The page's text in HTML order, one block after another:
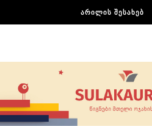
ᲐᲠᲘᲚᲘᲡ ᲨᲔᲡᲐᲮᲔᲑ